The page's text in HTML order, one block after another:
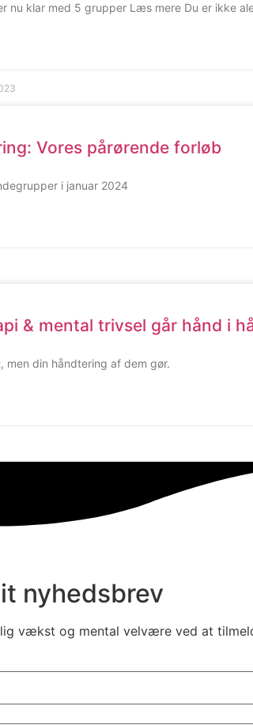
nu klar med 5 grupper Læs mere Du er ikke
Vores pårørende forløb​
i januar 2024
& mental trivsel går hånd i
men din håndtering af dem gør.
nyhedsbrev
vækst og mental velvære ved at